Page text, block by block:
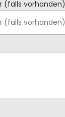
(falls vorhanden)